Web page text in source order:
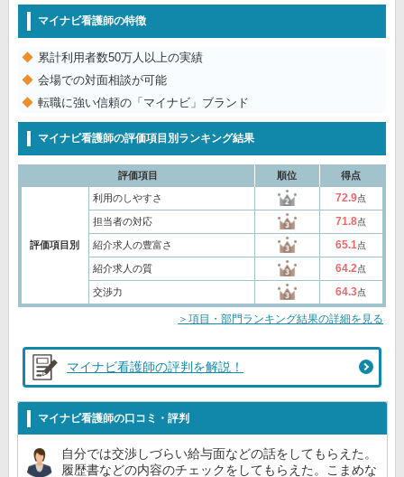
マイナビ看護師の特徴
累計利用者数50万人以上の実績
会場での対面相談が可能
転職に強い信頼の「マイナビ」ブランド
マイナビ看護師の評価項目別ランキング結果
評価項目 順位 得点
評価項目別
利用のしやすさ 72.9点
担当者の対応 71.8点
紹介求人の豊富さ 65.1点
紹介求人の質 64.2点
交渉力 64.3点
＞項目・部門ランキング結果の詳細を見る
マイナビ看護師の評判を解説！
マイナビ看護師の口コミ・評判
自分では交渉しづらい給与面などの話をしてもらえた。
履歴書などの内容のチェックをしてもらえた。こまめな